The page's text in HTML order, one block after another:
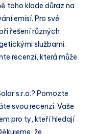
toho klade důraz na
emisí. Pro své
řešení různých
službami.
recenzi, která může
s.r.o.? Pomozte
svou recenzi. Vaše
pro ty, kteří hledají
že